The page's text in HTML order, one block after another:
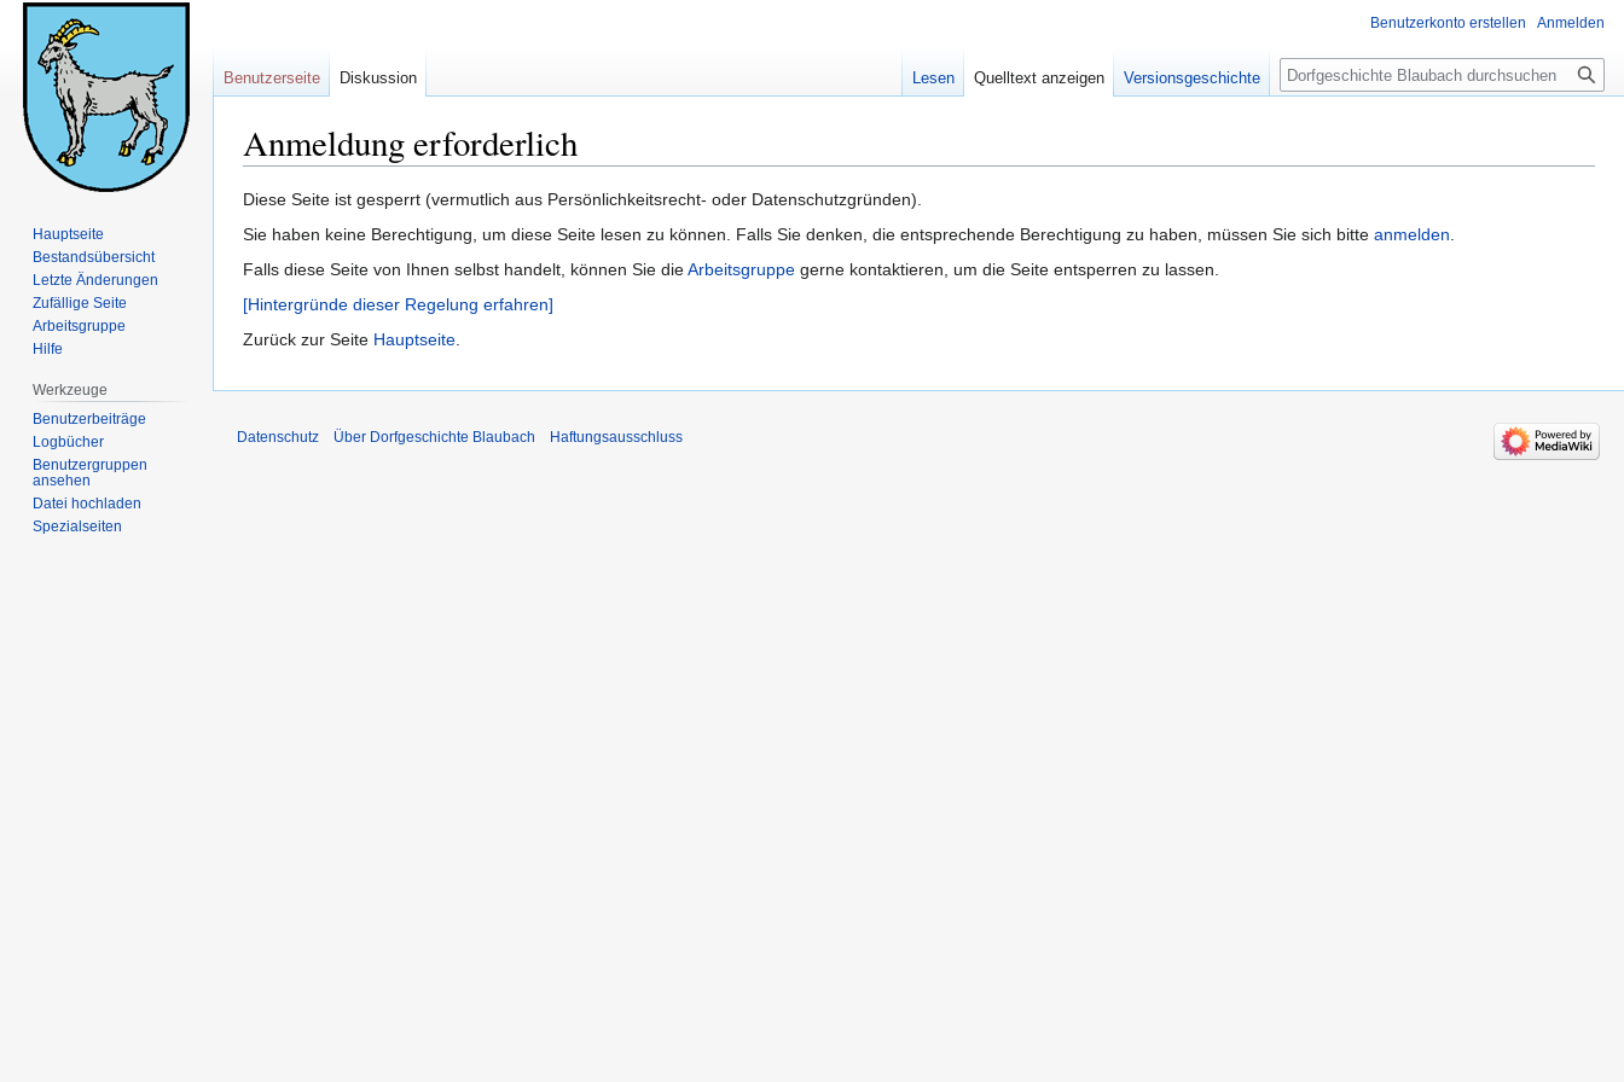
Anmeldung erforderlich
Zur
Navigation
Zur
Suche
Diese Seite ist gesperrt (vermutlich aus Persönlichkeitsrecht- oder Datenschutzgründen).
Sie haben keine Berechtigung, um diese Seite lesen zu können. Falls Sie denken, die entsprechende Berechtigung zu haben, müssen Sie sich bitte anmelden.
Falls diese Seite von Ihnen selbst handelt, können Sie dieArbeitsgruppe gerne kontaktieren, um die Seite entsperren zu lassen.
[Hintergründe dieser Regelung erfahren]
Zurück zur Seite Hauptseite.
Benutzerkonto erstellen Anmelden
Benutzerseite Diskussion Lesen Quelltext anzeigen Versionsgeschichte Suche
Hauptseite
Bestandsübersicht
Letzte Änderungen
Zufällige Seite
Arbeitsgruppe
Hilfe
Werkzeuge
Benutzerbeiträge
Logbücher
Benutzergruppen
ansehen
Datei hochladen
Spezialseiten
Datenschutz Über Dorfgeschichte Blaubach Haftungsausschluss